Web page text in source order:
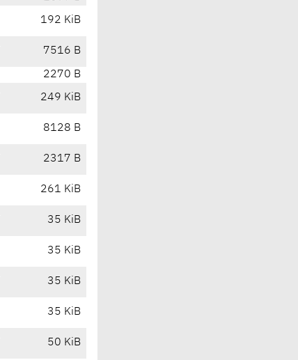
192 KiB
7516 B
2270 B
249 KiB
8128 B
2317 B
261 KiB
35 KiB
35 KiB
35 KiB
35 KiB
50 KiB